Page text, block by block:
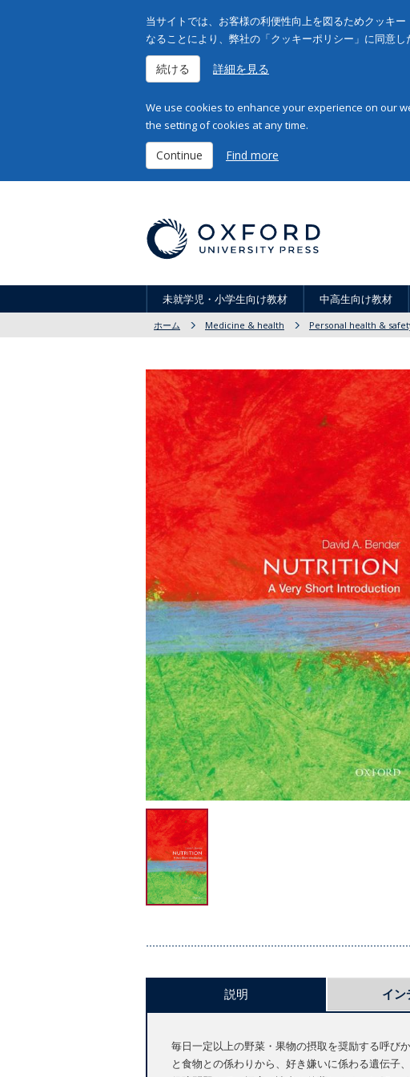
当サイトでは、お客様の利便性向上を図るためクッキ
なることにより、弊社の「クッキーポリシー」に同意
続ける 詳細を見る
We use cookies to enhance your experience on our
the setting of cookies at any time.
Continue Find more
未就学児・小学生向け教材 中高生向け教材
ホーム Medicine & health Personal health &
説明 イン
毎日一定以上の野菜・果物の摂取を奨励する呼び
と食物との係わりから、好き嫌いに係わる遺伝子